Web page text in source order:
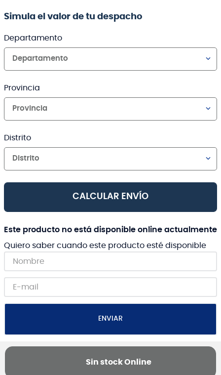
Simula el valor de tu despacho
Departamento
Departamento
Provincia
Provincia
Distrito
Distrito
CALCULAR ENVÍO
Este producto no está disponible online actualmente
Quiero saber cuando este producto esté disponible
ENVIAR
Sin stock Online
Canales de venta y asesoría